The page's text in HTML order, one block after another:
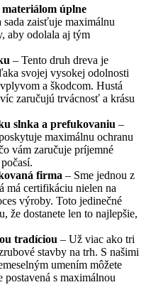
materiálom úplne
sada zaisťuje maximálnu
aby odolala aj tým
– Tento druh dreva je
svojej vysokej odolnosti
a škodcom. Hustá
zaručujú trvácnosť a krásu
slnka a prefukovaniu –
maximálnu ochranu
vám zaručuje príjemné
firma – Sme jednou z
má certifikáciu nielen na
výroby. Toto jedinečné
že dostanete len to najlepšie,
tradíciou – Už viac ako tri
stavby na trh. S našimi
umením môžete
postavená s maximálnou